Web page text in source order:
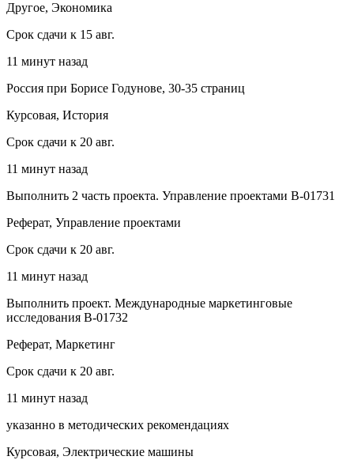
Другое, Экономика
Срок сдачи к 15 авг.
11 минут назад
Россия при Борисе Годунове, 30-35 страниц
Курсовая, История
Срок сдачи к 20 авг.
11 минут назад
Выполнить 2 часть проекта. Управление проектами В-01731
Реферат, Управление проектами
Срок сдачи к 20 авг.
11 минут назад
Выполнить проект. Международные маркетинговые
исследования В-01732
Реферат, Маркетинг
Срок сдачи к 20 авг.
11 минут назад
указанно в методических рекомендациях
Курсовая, Электрические машины